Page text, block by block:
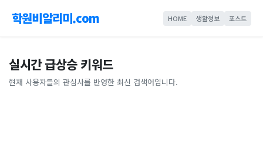
학원비알리미.com HOME 생활정보 포스트
실시간 급상승 키워드
현재 사용자들의 관심사를 반영한 최신 검색어입니다.